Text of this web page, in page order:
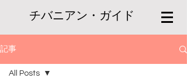
チバニアン・ガイド
記事
All Posts